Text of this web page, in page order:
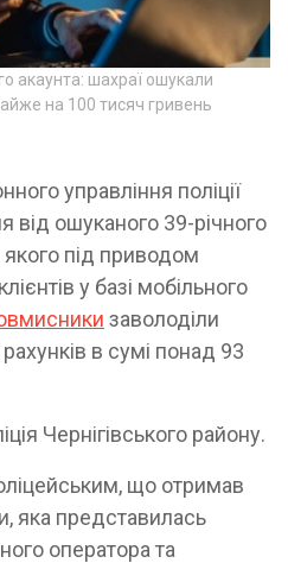
акаунта: шахраї ошукали
на 100 тисяч гривень
управління поліції
від ошуканого 39-річного
під приводом
у базі мобільного
заволоділи
в сумі понад 93
Чернігівського району.
що отримав
яка представилась
оператора та